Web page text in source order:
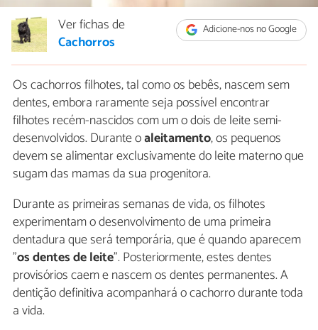
Adicione-nos no Google
Ver fichas de
Cachorros
Os cachorros filhotes, tal como os bebês, nascem sem
dentes, embora raramente seja possível encontrar
filhotes recém-nascidos com um o dois de leite semi-
desenvolvidos. Durante oaleitamento, os pequenos
devem se alimentar exclusivamente do leite materno que
sugam das mamas da sua progenitora.
Durante as primeiras semanas de vida, os filhotes
experimentam o desenvolvimento de uma primeira
dentadura que será temporária, que é quando aparecem
"os dentes de leite". Posteriormente, estes dentes
provisórios caem e nascem os dentes permanentes. A
dentição definitiva acompanhará o cachorro durante toda
a vida.